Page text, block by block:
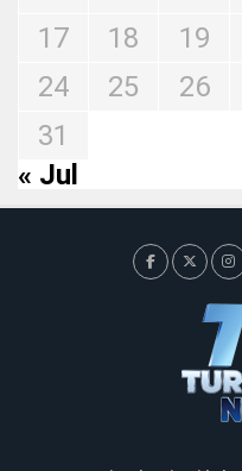
17
18 19
24
25 26
31
« Jul